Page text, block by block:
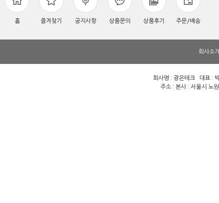
홈 즐겨찾기 공지사항 상품문의 상품후기 주문/배송
회사소
회사명 : 광은테크 대표 :
주소 : 본사 : 서울시